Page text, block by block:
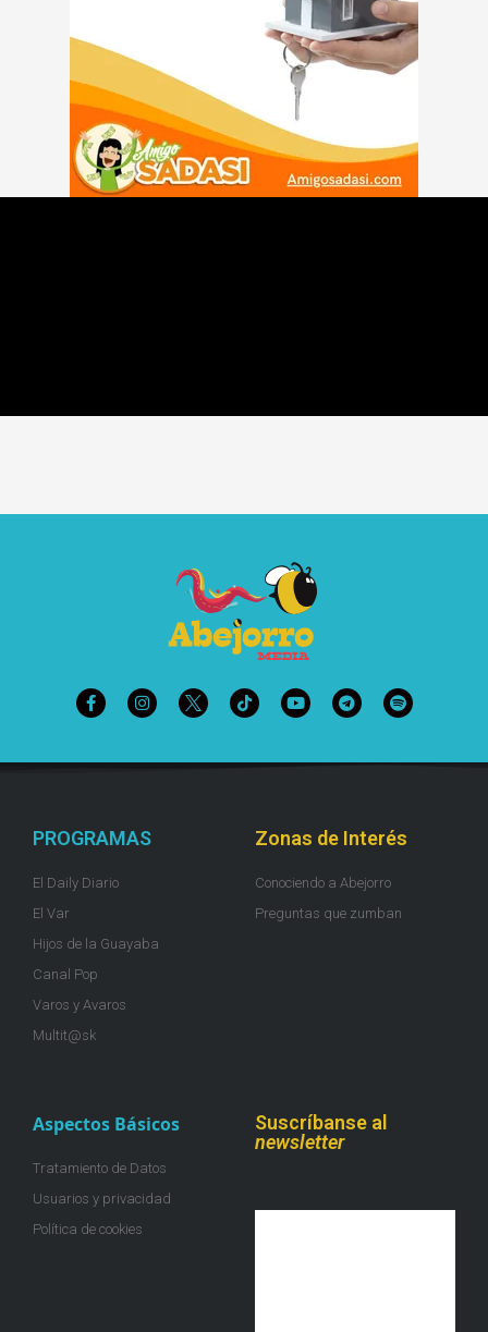
PROGRAMAS
El Daily Diario
El Var
Hijos de la Guayaba
Canal Pop
Varos y Avaros
Multit@sk
Zonas de Interés
Conociendo a Abejorro
Preguntas que zumban
Aspectos Básicos
Tratamiento de Datos
Usuarios y privacidad
Política de cookies
Suscríbanse al
newsletter